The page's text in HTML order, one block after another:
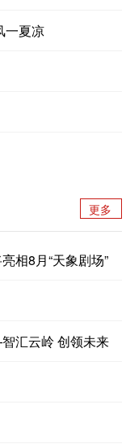
一夏凉
更多
相8月“天象剧场”
汇云岭 创领未来